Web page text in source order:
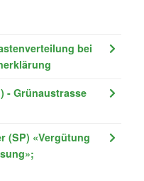
bei
- Grünaustrasse
(SP) «Vergütung